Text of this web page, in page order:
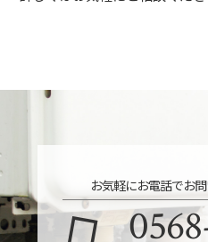
お気軽にお電話でお